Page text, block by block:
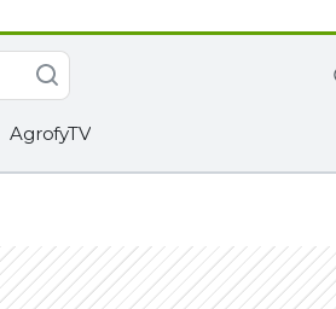
AgrofyTV